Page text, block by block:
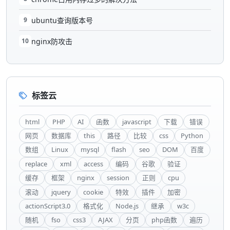
9 ubuntu查询版本号
10 nginx防攻击
标签云
html PHP AI 函数 javascript 下载
错误
网页
数据库 this 路径 比较 css
Python
数组
Linux mysql flash seo DOM
百度
replace
xml access 编码 谷歌
验证
缓存
框架 nginx session 正则
cpu
滚动
jquery cookie 特效 插件
加密
actionScript3.0
格式化 Node.js 继承
w3c
随机
fso css3 AJAX 分页 php函数
遍历